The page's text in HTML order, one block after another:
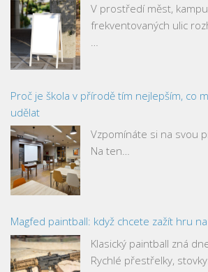
V prostředí měst,
frekventovaných ulic
Proč je škola v přírodě tím nejlepším, co
udělat
Vzpomínáte si na svou
Na ten…
Magfed paintball: když chcete zažít hru
Klasický paintball zná
Rychlé přestřelky, stovky…